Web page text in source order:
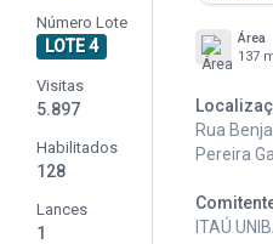
Número Lote
LOTE 4
Visitas
5.897
Habilitados
128
Lances
1
Área
137
Rua
Pereira
ITAÚ